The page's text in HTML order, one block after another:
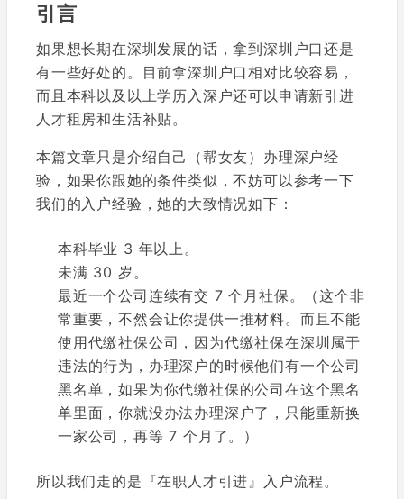
引言
如果想长期在深圳发展的话，拿到深圳户口还是
有一些好处的。目前拿深圳户口相对比较容易，
而且本科以及以上学历入深户还可以申请新引进
人才租房和生活补贴。
本篇文章只是介绍自己（帮女友）办理深户经
验，如果你跟她的条件类似，不妨可以参考一下
我们的入户经验，她的大致情况如下：
本科毕业 3 年以上。
未满 30 岁。
最近一个公司连续有交 7 个月社保。（这个非
常重要，不然会让你提供一推材料。而且不能
使用代缴社保公司，因为代缴社保在深圳属于
违法的行为，办理深户的时候他们有一个公司
黑名单，如果为你代缴社保的公司在这个黑名
单里面，你就没办法办理深户了，只能重新换
一家公司，再等 7 个月了。）
所以我们走的是『在职人才引进』入户流程。